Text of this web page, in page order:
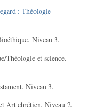
: Théologie
Niveau 3.
Théologie et science.
Niveau 3.
Art chrétien. Niveau 2.